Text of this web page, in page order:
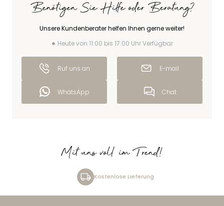
Benötigen Sie Hilfe oder Beratung?
Unsere Kundenberater helfen Ihnen gerne weiter!
Heute von 11:00 bis 17:00 Uhr Verfügbar
Ruf uns an E-mail
WhatsApp Chat
Mit uns voll im Trend!
Kostenlose Lieferung